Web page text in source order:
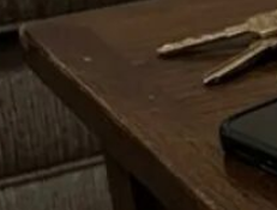
Menü Menü